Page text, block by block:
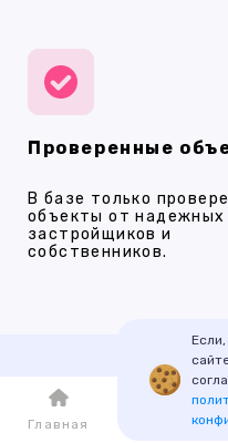
Проверенные
В базе только
объекты от надежных
застройщиков и
собственников.
Наши
Главная Каталог